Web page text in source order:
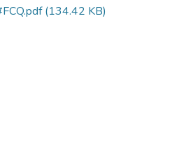
(134.42 KB)